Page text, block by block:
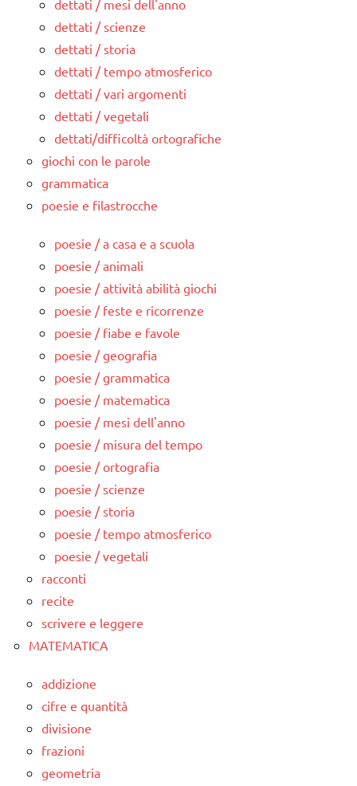
dettati / mesi dell'anno
dettati / scienze
dettati / storia
dettati / tempo atmosferico
dettati / vari argomenti
dettati / vegetali
dettati/difficoltà ortografiche
giochi con le parole
grammatica
poesie e filastrocche
poesie / a casa e a scuola
poesie / animali
poesie / attività abilità giochi
poesie / feste e ricorrenze
poesie / fiabe e favole
poesie / geografia
poesie / grammatica
poesie / matematica
poesie / mesi dell'anno
poesie / misura del tempo
poesie / ortografia
poesie / scienze
poesie / storia
poesie / tempo atmosferico
poesie / vegetali
racconti
recite
scrivere e leggere
MATEMATICA
addizione
cifre e quantità
divisione
frazioni
geometria